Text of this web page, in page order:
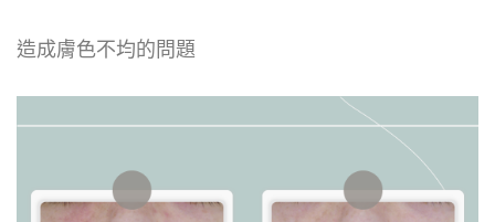
造成膚色不均的問題